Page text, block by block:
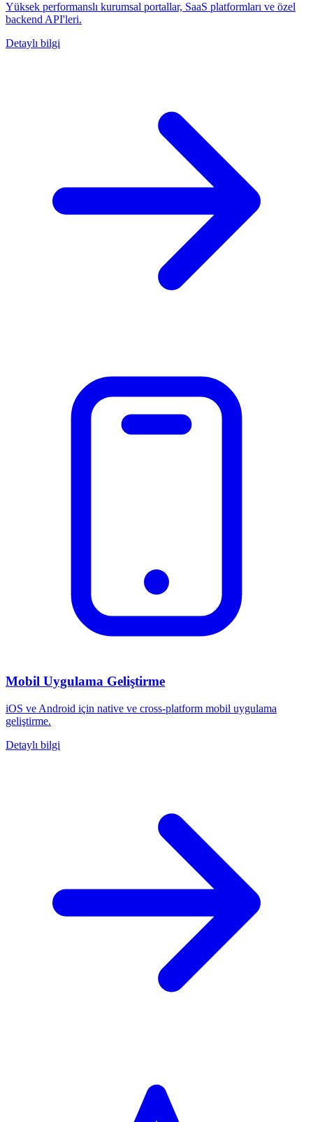
Yüksek performanslı kurumsal portallar, SaaS platformları ve özel
backend API'leri.
Detaylı bilgi
Mobil Uygulama Geliştirme
iOS ve Android için native ve cross-platform mobil uygulama
geliştirme.
Detaylı bilgi